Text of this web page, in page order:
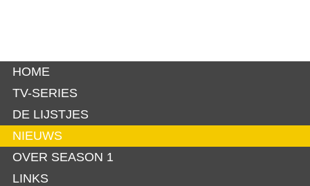
HOME
TV-SERIES
DE LIJSTJES
NIEUWS
OVER SEASON 1
LINKS